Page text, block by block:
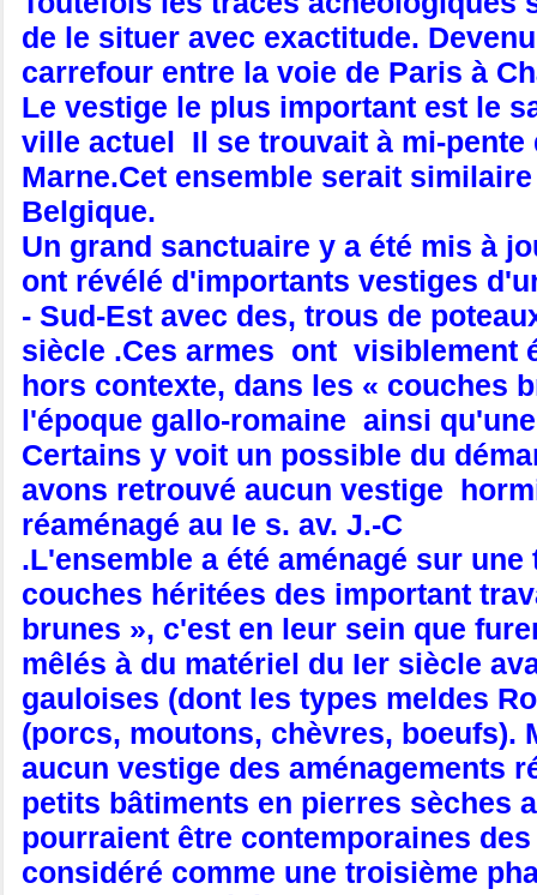
de le situer avec exactitude.
carrefour entre la voie de Paris à
Le vestige le plus important est le
ville actuel Il se trouvait à mi-pente
Marne.Cet ensemble serait
Belgique.
Un grand sanctuaire y a été mis à
ont révélé d'importants vestiges
- Sud-Est avec des, trous de
siècle .Ces armes ont visiblement
hors contexte, dans les « couches
l'époque gallo-romaine ainsi
Certains y voit un possible du
avons retrouvé aucun vestige
réaménagé au Ie s. av. J.-C
.L'ensemble a été aménagé sur
couches héritées des important
brunes », c'est en leur sein que
mêlés à du matériel du Ier siècle
gauloises (dont les types meldes
(porcs, moutons, chèvres, boeufs).
aucun vestige des aménagements
petits bâtiments en pierres sèches
pourraient être contemporaines
considéré comme une troisième